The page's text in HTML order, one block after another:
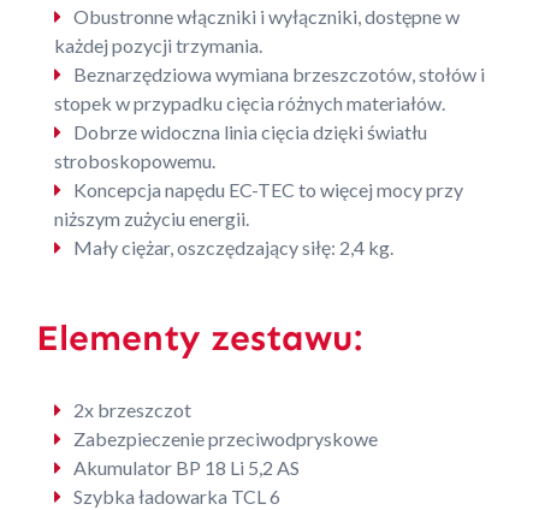
Obustronne włączniki i wyłączniki, dostępne w
każdej pozycji trzymania.
Beznarzędziowa wymiana brzeszczotów, stołów i
stopek w przypadku cięcia różnych materiałów.
Dobrze widoczna linia cięcia dzięki światłu
stroboskopowemu.
Koncepcja napędu EC-TEC to więcej mocy przy
niższym zużyciu energii.
Mały ciężar, oszczędzający siłę: 2,4 kg.
Elementy zestawu:
2x brzeszczot
Zabezpieczenie przeciwodpryskowe
Akumulator BP 18 Li 5,2 AS
Szybka ładowarka TCL 6